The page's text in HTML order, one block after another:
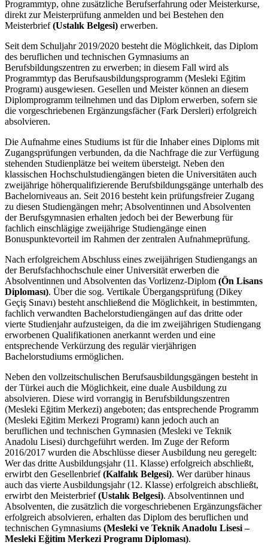
Programmtyp, ohne zusätzliche Berufserfahrung oder Meisterkurse,
direkt zur Meisterprüfung anmelden und bei Bestehen den
Meisterbrief(Ustalık Belgesi) erwerben.
Seit dem Schuljahr 2019/2020 besteht die Möglichkeit, das Diplom
des beruflichen und technischen Gymnasiums an
Berufsbildungszentren zu erwerben; in diesem Fall wird als
Programmtyp das Berufsausbildungsprogramm (Mesleki Eğitim
Programı) ausgewiesen. Gesellen und Meister können an diesem
Diplomprogramm teilnehmen und das Diplom erwerben, sofern sie
die vorgeschriebenen Ergänzungsfächer (Fark Dersleri) erfolgreich
absolvieren.
Die Aufnahme eines Studiums ist für die Inhaber eines Diploms mit
Zugangsprüfungen verbunden, da die Nachfrage die zur Verfügung
stehenden Studienplätze bei weitem übersteigt. Neben den
klassischen Hochschulstudiengängen bieten die Universitäten auch
zweijährige höherqualifizierende Berufsbildungsgänge unterhalb des
Bachelorniveaus an. Seit 2016 besteht kein prüfungsfreier Zugang
zu diesen Studiengängen mehr; Absolventinnen und Absolventen
der Berufsgymnasien erhalten jedoch bei der Bewerbung für
fachlich einschlägige zweijährige Studiengänge einen
Bonuspunktevorteil im Rahmen der zentralen Aufnahmeprüfung.
Nach erfolgreichem Abschluss eines zweijährigen Studiengangs an
der Berufsfachhochschule einer Universität erwerben die
Absolventinnen und Absolventen das Vorlizenz-Diplom (Ön Lisans
Diploması). Über die sog. Vertikale Übergangsprüfung (Dikey
Geçiş Sınavı) besteht anschließend die Möglichkeit, in bestimmten,
fachlich verwandten Bachelorstudiengängen auf das dritte oder
vierte Studienjahr aufzusteigen, da die im zweijährigen Studiengang
erworbenen Qualifikationen anerkannt werden und eine
entsprechende Verkürzung des regulär vierjährigen
Bachelorstudiums ermöglichen.
Neben den vollzeitschulischen Berufsausbildungsgängen besteht in
der Türkei auch die Möglichkeit, eine duale Ausbildung zu
absolvieren. Diese wird vorrangig in Berufsbildungszentren
(Mesleki Eğitim Merkezi) angeboten; das entsprechende Programm
(Mesleki Eğitim Merkezi Programı) kann jedoch auch an
beruflichen und technischen Gymnasien (Mesleki ve Teknik
Anadolu Lisesi) durchgeführt werden. Im Zuge der Reform
2016/2017 wurden die Abschlüsse dieser Ausbildung neu geregelt:
Wer das dritte Ausbildungsjahr (11. Klasse) erfolgreich abschließt,
erwirbt den Gesellenbrief(Kalfalık Belgesi). Wer darüber hinaus
auch das vierte Ausbildungsjahr (12. Klasse) erfolgreich abschließt,
erwirbt den Meisterbrief(Ustalık Belgesi). Absolventinnen und
Absolventen, die zusätzlich die vorgeschriebenen Ergänzungsfächer
erfolgreich absolvieren, erhalten das Diplom des beruflichen und
technischen Gymnasiums (Mesleki ve Teknik Anadolu Lisesi –
Mesleki Eğitim Merkezi Programı Diploması).